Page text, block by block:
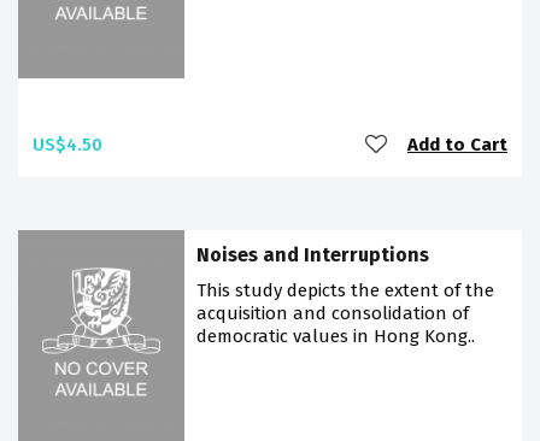
US$4.50 Add to Cart
Noises and Interruptions
This study depicts the extent of the
acquisition and consolidation of
democratic values in Hong Kong..